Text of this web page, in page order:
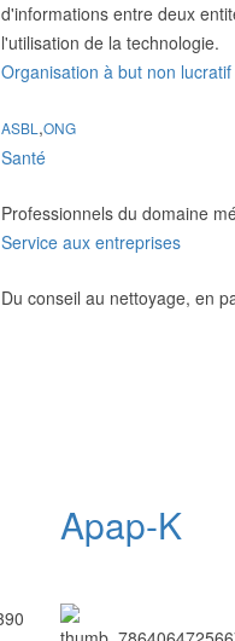
d'informations entre deux
l'utilisation de la technologie.
Organisation à but non lucratif
ASBL ,ONG
Santé
Professionnels du domaine
Service aux entreprises
Du conseil au nettoyage, en
Apap-K